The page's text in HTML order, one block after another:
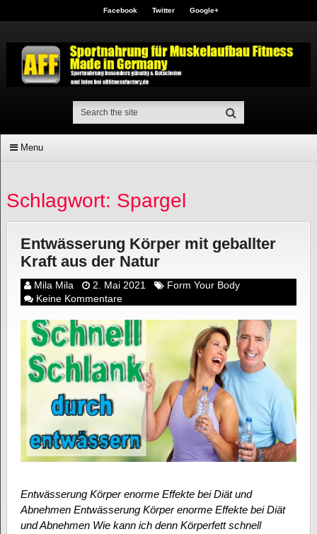
Facebook Twitter Google+
Menu
Schlagwort: Spargel
Entwässerung Körper mit geballter
Kraft aus der Natur
Mila Mila 2. Mai 2021
Form Your Body
Keine Kommentare
Entwässerung Körper enorme Effekte bei Diät und
Abnehmen Entwässerung Körper enorme Effekte bei Diät
und Abnehmen Wie kann ich denn Körperfett schnell